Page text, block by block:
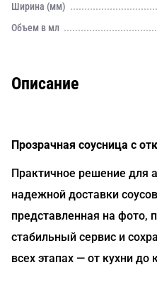
Ширина (мм)
Объем в мл
Описание
Прозрачная соусница с
Практичное решение для
надежной доставки
представленная на фото,
стабильный сервис и
всех этапах — от кухни до